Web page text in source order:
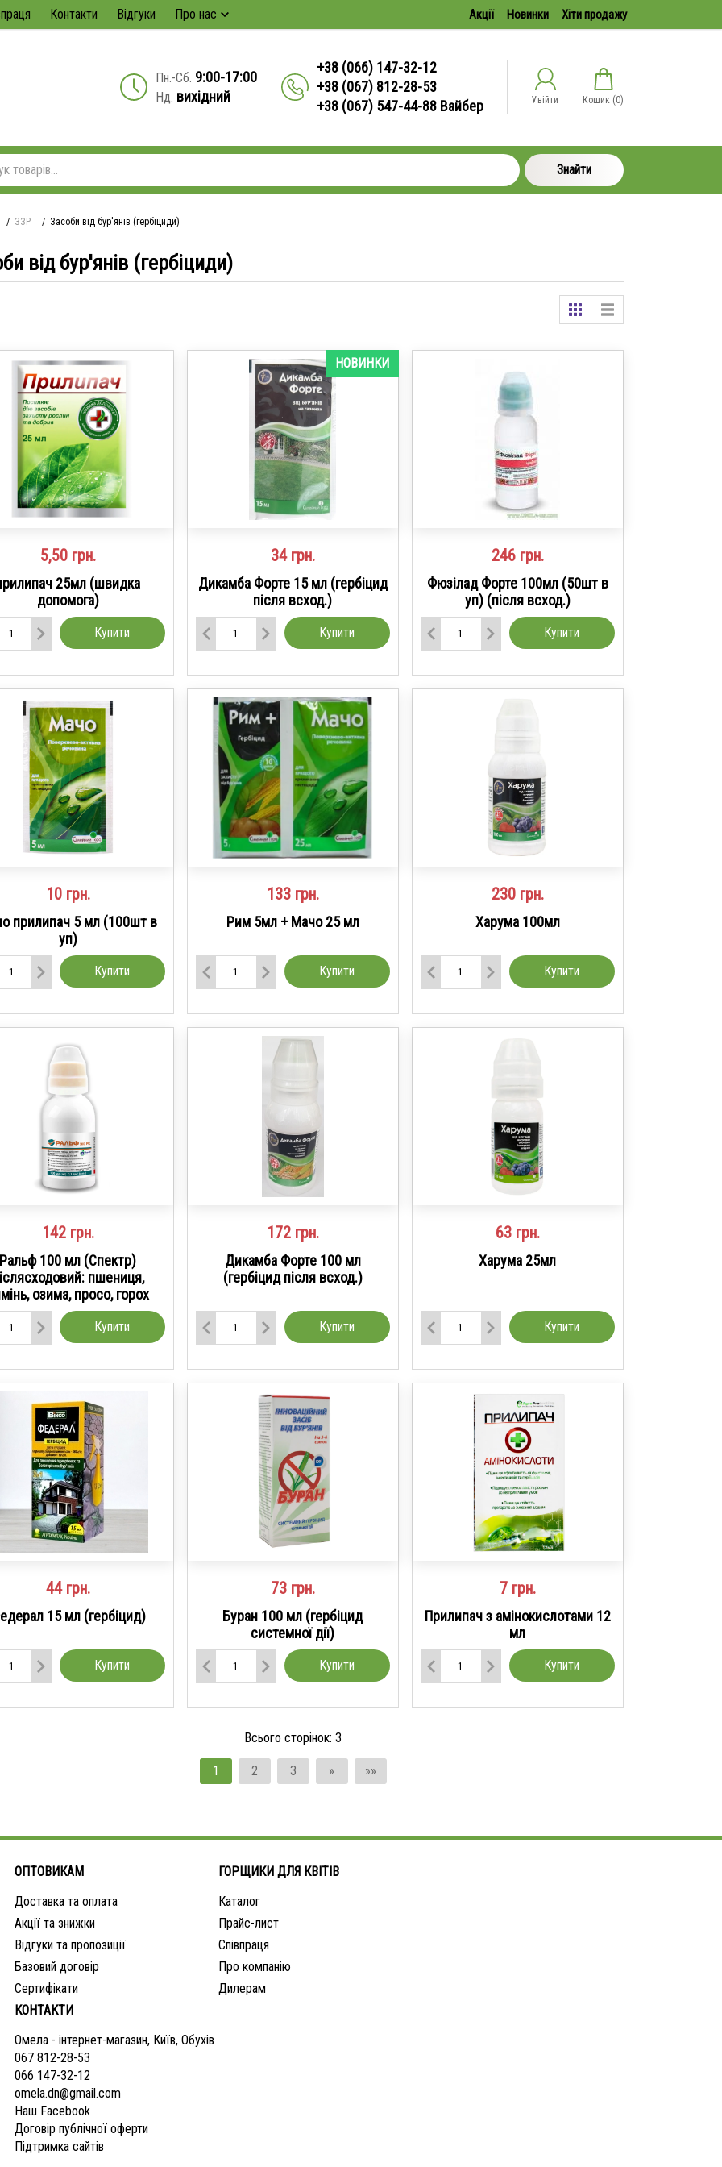
Контакти Відгуки Про нас Акції Новинки Хіти продажу
Пн.-Сб. 9:00-17:00
Нд. вихідний
+38 (066) 147-32-12
+38 (067) 812-28-53
+38 (067) 547-44-88 Вайбер
Увійти Кошик (0)
Знайти
/ ЗЗР / Засоби від бур'янів (гербіциди)
від бур'янів (гербіциди)
5,50 грн.
25мл (швидка
допомога)
Купити
НОВИНКИ
34 грн.
Дикамба Форте 15 мл (гербіцид
після всход.)
Купити
246 грн.
Фюзілад Форте 100мл (50шт в
уп) (після всход.)
Купити
10 грн.
прилипач 5 мл (100шт в
уп)
Купити
133 грн.
Рим 5мл + Мачо 25 мл
Купити
230 грн.
Харума 100мл
Купити
142 грн.
Ральф 100 мл (Спектр)
пшениця,
озима, просо, горох
Купити
172 грн.
Дикамба Форте 100 мл
(гербіцид після всход.)
Купити
63 грн.
Харума 25мл
Купити
44 грн.
15 мл (гербіцид)
Купити
73 грн.
Буран 100 мл (гербіцид
системної дії)
Купити
7 грн.
Прилипач з амінокислотами 12
мл
Купити
Всього сторінок: 3
1 2 3 » »»
ОПТОВИКАМ
Доставка та оплата
Акції та знижки
Відгуки та пропозиції
Базовий договір
Сертифікати
ГОРЩИКИ ДЛЯ КВІТІВ
Каталог
Прайс-лист
Співпраця
Про компанію
Дилерам
КОНТАКТИ
Омела - інтернет-магазин, Київ, Обухів
067 812-28-53
066 147-32-12
omela.dn@gmail.com
Наш Facebook
Договір публічної оферти
Підтримка сайтів